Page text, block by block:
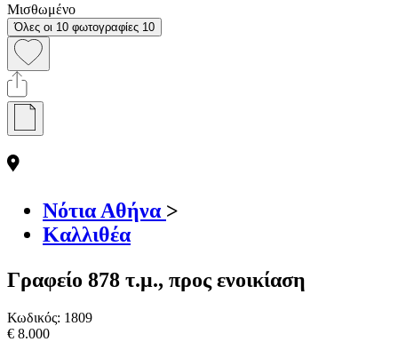
Μισθωμένο
Όλες οι 10 φωτογραφίες 10
Νότια Αθήνα >
Καλλιθέα
Γραφείο 878 τ.μ., προς ενοικίαση
Κωδικός: 1809
€ 8.000